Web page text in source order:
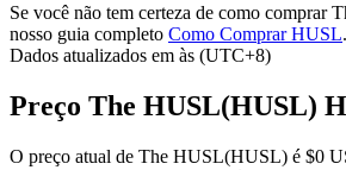
Se você não tem certeza de como comprar
nosso guia completo Como Comprar HUSL.
Dados atualizados em às (UTC+8)
Preço The HUSL(HUSL)
O preço atual de The HUSL(HUSL) é $0